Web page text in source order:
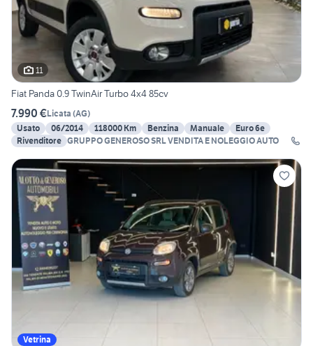
11
Fiat Panda 0.9 TwinAir Turbo 4x4 85cv
7.990 €Licata (AG)
Usato
06/2014 118000 Km Benzina Manuale
Euro 6e
Rivenditore GRUPPO GENEROSO SRL VENDITA E NOLEGGIO AUTO
Vetrina